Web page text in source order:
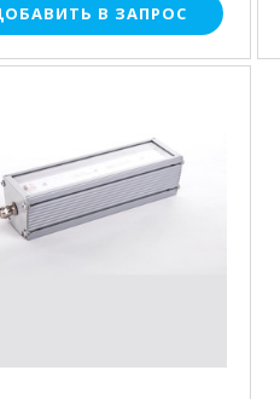
В ЗАПРОС